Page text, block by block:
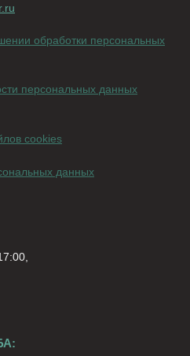
обработки персональных
персональных данных
cookies
данных